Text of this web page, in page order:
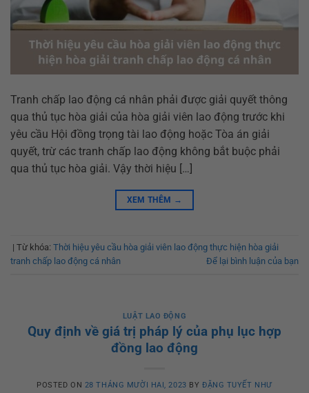
Tranh chấp lao động cá nhân phải được giải quyết thông
qua thủ tục hòa giải của hòa giải viên lao động trước khi
yêu cầu Hội đồng trọng tài lao động hoặc Tòa án giải
quyết, trừ các tranh chấp lao động không bắt buộc phải
qua thủ tục hòa giải. Vậy thời hiệu […]
XEM THÊM →
| Từ khóa: Thời hiệu yêu cầu hòa giải viên lao động thực hiện hòa giải
tranh chấp lao động cá nhân
Để lại bình luận của bạn
LUẬT LAO ĐỘNG
Quy định về giá trị pháp lý của phụ lục hợp
đồng lao động
POSTED ON 28 THÁNG MƯỜI HAI, 2023 BY ĐẶNG TUYẾT NHƯ